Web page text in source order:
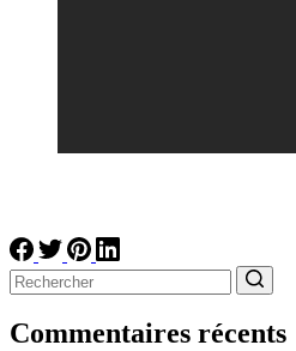
résultat
Commentaires récents